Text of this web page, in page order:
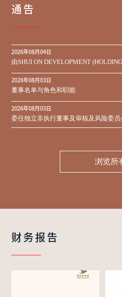
通告
2026年08月04日
由SHUI ON DEVELOPMENT
期之450,000,000美元9.75%优先票据
同意结果
2026年08月03日
董事名单与角色和职能
2026年08月03日
委任独立非执行董事及审核及风险委员
浏览所
财务报告